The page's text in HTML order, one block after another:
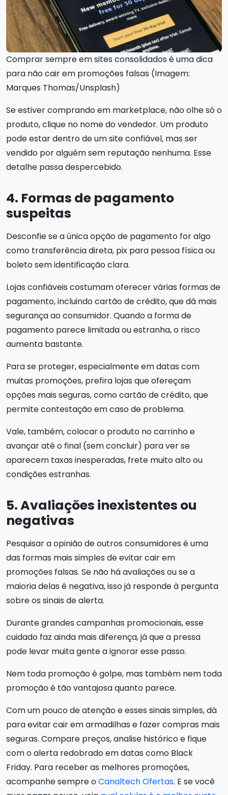
Comprar sempre em sites consolidados é uma dica
para não cair em promoções falsas (Imagem:
Marques Thomas/Unsplash)
Se estiver comprando em marketplace, não olhe só o
produto, clique no nome do vendedor. Um produto
pode estar dentro de um site confiável, mas ser
vendido por alguém sem reputação nenhuma. Esse
detalhe passa despercebido.
4. Formas de pagamento
suspeitas
Desconfie se a única opção de pagamento for algo
como transferência direta, pix para pessoa física ou
boleto sem identificação clara.
Lojas confiáveis costumam oferecer várias formas de
pagamento, incluindo cartão de crédito, que dá mais
segurança ao consumidor. Quando a forma de
pagamento parece limitada ou estranha, o risco
aumenta bastante.
Para se proteger, especialmente em datas com
muitas promoções, prefira lojas que ofereçam
opções mais seguras, como cartão de crédito, que
permite contestação em caso de problema.
Vale, também, colocar o produto no carrinho e
avançar até o final (sem concluir) para ver se
aparecem taxas inesperadas, frete muito alto ou
condições estranhas.
5. Avaliações inexistentes ou
negativas
Pesquisar a opinião de outros consumidores é uma
das formas mais simples de evitar cair em
promoções falsas. Se não há avaliações ou se a
maioria delas é negativa, isso já responde à pergunta
sobre os sinais de alerta.
Durante grandes campanhas promocionais, esse
cuidado faz ainda mais diferença, já que a pressa
pode levar muita gente a ignorar esse passo.
Nem toda promoção é golpe, mas também nem toda
promoção é tão vantajosa quanto parece.
Com um pouco de atenção e esses sinais simples, dá
para evitar cair em armadilhas e fazer compras mais
seguras. Compare preços, analise histórico e fique
com o alerta redobrado em datas como Black
Friday. Para receber as melhores promoções,
acompanhe sempre oCanaltech Ofertas. E se você